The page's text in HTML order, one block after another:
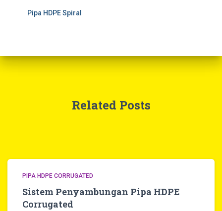
Pipa HDPE Spiral
Related Posts
PIPA HDPE CORRUGATED
Sistem Penyambungan Pipa HDPE
Corrugated